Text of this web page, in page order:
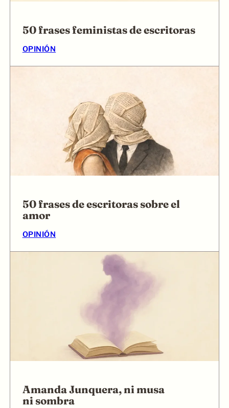
50 frases feministas de escritoras
OPINIÓN
50 frases de escritoras sobre el
amor
OPINIÓN
Amanda Junquera, ni musa
ni sombra